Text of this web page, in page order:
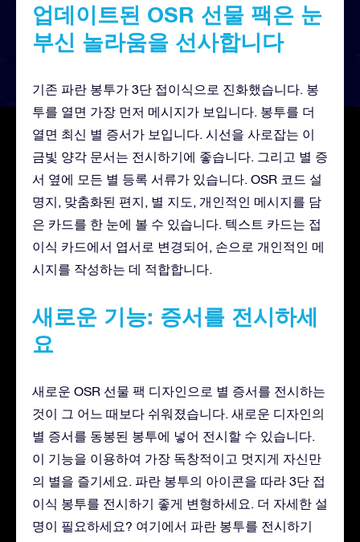
업데이트된 OSR 선물 팩은 눈
부신 놀라움을 선사합니다
기존 파란 봉투가 3단 접이식으로 진화했습니다. 봉
투를 열면 가장 먼저 메시지가 보입니다. 봉투를 더
열면 최신 별 증서가 보입니다. 시선을 사로잡는 이
금빛 양각 문서는 전시하기에 좋습니다. 그리고 별 증
서 옆에 모든 별 등록 서류가 있습니다. OSR 코드 설
명지, 맞춤화된 편지, 별 지도, 개인적인 메시지를 담
은 카드를 한 눈에 볼 수 있습니다. 텍스트 카드는 접
이식 카드에서 엽서로 변경되어, 손으로 개인적인 메
시지를 작성하는 데 적합합니다.
새로운 기능: 증서를 전시하세
요
새로운 OSR 선물 팩 디자인으로 별 증서를 전시하는
것이 그 어느 때보다 쉬워졌습니다. 새로운 디자인의
별 증서를 동봉된 봉투에 넣어 전시할 수 있습니다.
이 기능을 이용하여 가장 독창적이고 멋지게 자신만
의 별을 즐기세요. 파란 봉투의 아이콘을 따라 3단 접
이식 봉투를 전시하기 좋게 변형하세요. 더 자세한 설
명이 필요하세요? 여기에서 파란 봉투를 전시하기